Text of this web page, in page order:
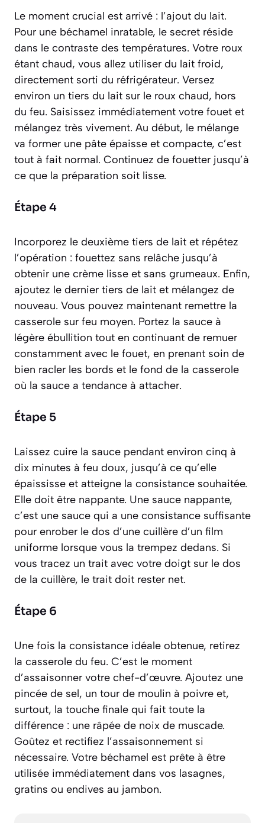
Le moment crucial est arrivé : l’ajout du lait.
Pour une béchamel inratable, le secret réside
dans le contraste des températures. Votre roux
étant chaud, vous allez utiliser du lait froid,
directement sorti du réfrigérateur. Versez
environ un tiers du lait sur le roux chaud, hors
du feu. Saisissez immédiatement votre fouet et
mélangez très vivement. Au début, le mélange
va former une pâte épaisse et compacte, c’est
tout à fait normal. Continuez de fouetter jusqu’à
ce que la préparation soit lisse.
Étape 4
Incorporez le deuxième tiers de lait et répétez
l’opération : fouettez sans relâche jusqu’à
obtenir une crème lisse et sans grumeaux. Enfin,
ajoutez le dernier tiers de lait et mélangez de
nouveau. Vous pouvez maintenant remettre la
casserole sur feu moyen. Portez la sauce à
légère ébullition tout en continuant de remuer
constamment avec le fouet, en prenant soin de
bien racler les bords et le fond de la casserole
où la sauce a tendance à attacher.
Étape 5
Laissez cuire la sauce pendant environ cinq à
dix minutes à feu doux, jusqu’à ce qu’elle
épaississe et atteigne la consistance souhaitée.
Elle doit être nappante. Une sauce nappante,
c’est une sauce qui a une consistance suffisante
pour enrober le dos d’une cuillère d’un film
uniforme lorsque vous la trempez dedans. Si
vous tracez un trait avec votre doigt sur le dos
de la cuillère, le trait doit rester net.
Étape 6
Une fois la consistance idéale obtenue, retirez
la casserole du feu. C’est le moment
d’assaisonner votre chef-d’œuvre. Ajoutez une
pincée de sel, un tour de moulin à poivre et,
surtout, la touche finale qui fait toute la
différence : une râpée de noix de muscade.
Goûtez et rectifiez l’assaisonnement si
nécessaire. Votre béchamel est prête à être
utilisée immédiatement dans vos lasagnes,
gratins ou endives au jambon.